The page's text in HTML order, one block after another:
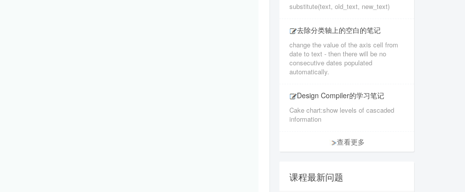
substitute(text, old_text, new_text)
去除分类轴上的空白的笔记
change the value of the axis cell from
date to text - then there will be no
consecutive dates populated
automatically.
Design Compiler的学习笔记
Cake chart:show levels of cascaded
information
查看更多
课程最新问题